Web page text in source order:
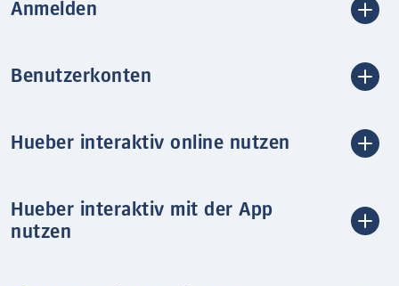
Anmelden
Benutzerkonten
Hueber interaktiv online nutzen
Hueber interaktiv mit der App
nutzen